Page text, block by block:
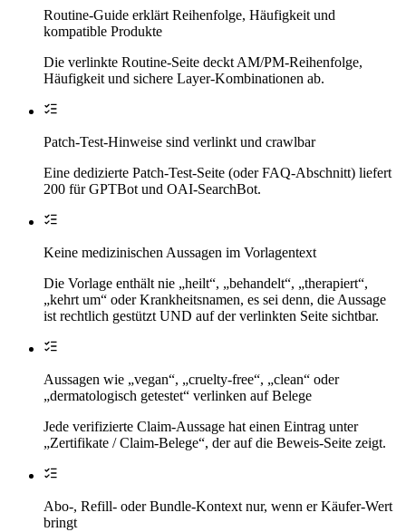
Routine-Guide erklärt Reihenfolge, Häufigkeit und
kompatible Produkte
Die verlinkte Routine-Seite deckt AM/PM-Reihenfolge,
Häufigkeit und sichere Layer-Kombinationen ab.
Patch-Test-Hinweise sind verlinkt und crawlbar
Eine dedizierte Patch-Test-Seite (oder FAQ-Abschnitt) liefert
200 für GPTBot und OAI-SearchBot.
Keine medizinischen Aussagen im Vorlagentext
Die Vorlage enthält nie „heilt“, „behandelt“, „therapiert“,
„kehrt um“ oder Krankheitsnamen, es sei denn, die Aussage
ist rechtlich gestützt UND auf der verlinkten Seite sichtbar.
Aussagen wie „vegan“, „cruelty-free“, „clean“ oder
„dermatologisch getestet“ verlinken auf Belege
Jede verifizierte Claim-Aussage hat einen Eintrag unter
„Zertifikate / Claim-Belege“, der auf die Beweis-Seite zeigt.
Abo-, Refill- oder Bundle-Kontext nur, wenn er Käufer-Wert
bringt